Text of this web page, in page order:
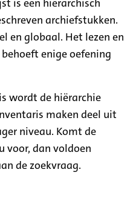
archiefstukken.
en globaal. Het lezen en
enige oefening
wordt de hiërarchie
maken deel uit
niveau. Komt de
voor, dan voldoen
de zoekvraag.